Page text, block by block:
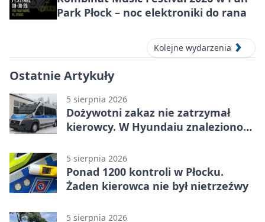
Park Płock – noc elektroniki do rana
Kolejne wydarzenia
Ostatnie Artykuły
5 sierpnia 2026
Dożywotni zakaz nie zatrzymał
kierowcy. W Hyundaiu znaleziono
5 sierpnia 2026
Ponad 1200 kontroli w Płocku.
Żaden kierowca nie był nietrzeźwy
5 sierpnia 2026